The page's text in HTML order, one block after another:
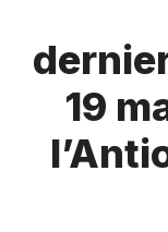
19